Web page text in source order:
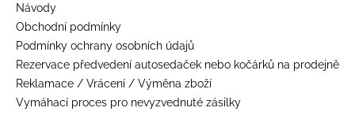
Návody
Obchodní podmínky
Podmínky ochrany osobních údajů
Rezervace předvedení autosedaček nebo kočárků na prodejně
Reklamace / Vrácení / Výměna zboží
Vymáhací proces pro nevyzvednuté zásilky